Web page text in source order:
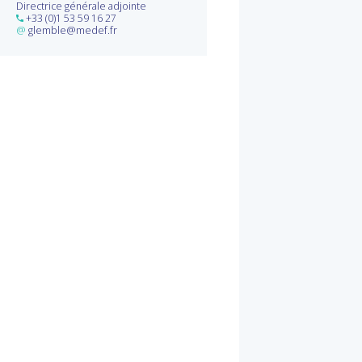
Directrice générale adjointe
+33 (0)1 53 59 16 27
@ glemble@medef.fr